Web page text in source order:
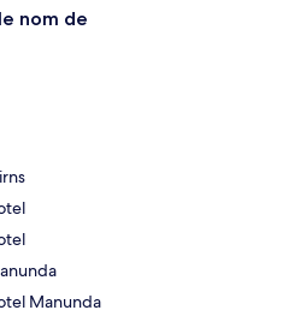
nom de
Manunda